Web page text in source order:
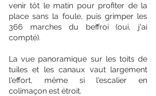
venir tôt le matin pour profiter de la
place sans la foule, puis grimper les
366 marches du beffroi (oui, j'ai
compté).
La vue panoramique sur les toits de
tuiles et les canaux vaut largement
l'effort, même si l'escalier en
colimaçon est étroit.